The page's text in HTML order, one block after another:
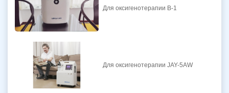
Для оксигенотерапии B-1
Для оксигенотерапии JAY-5AW